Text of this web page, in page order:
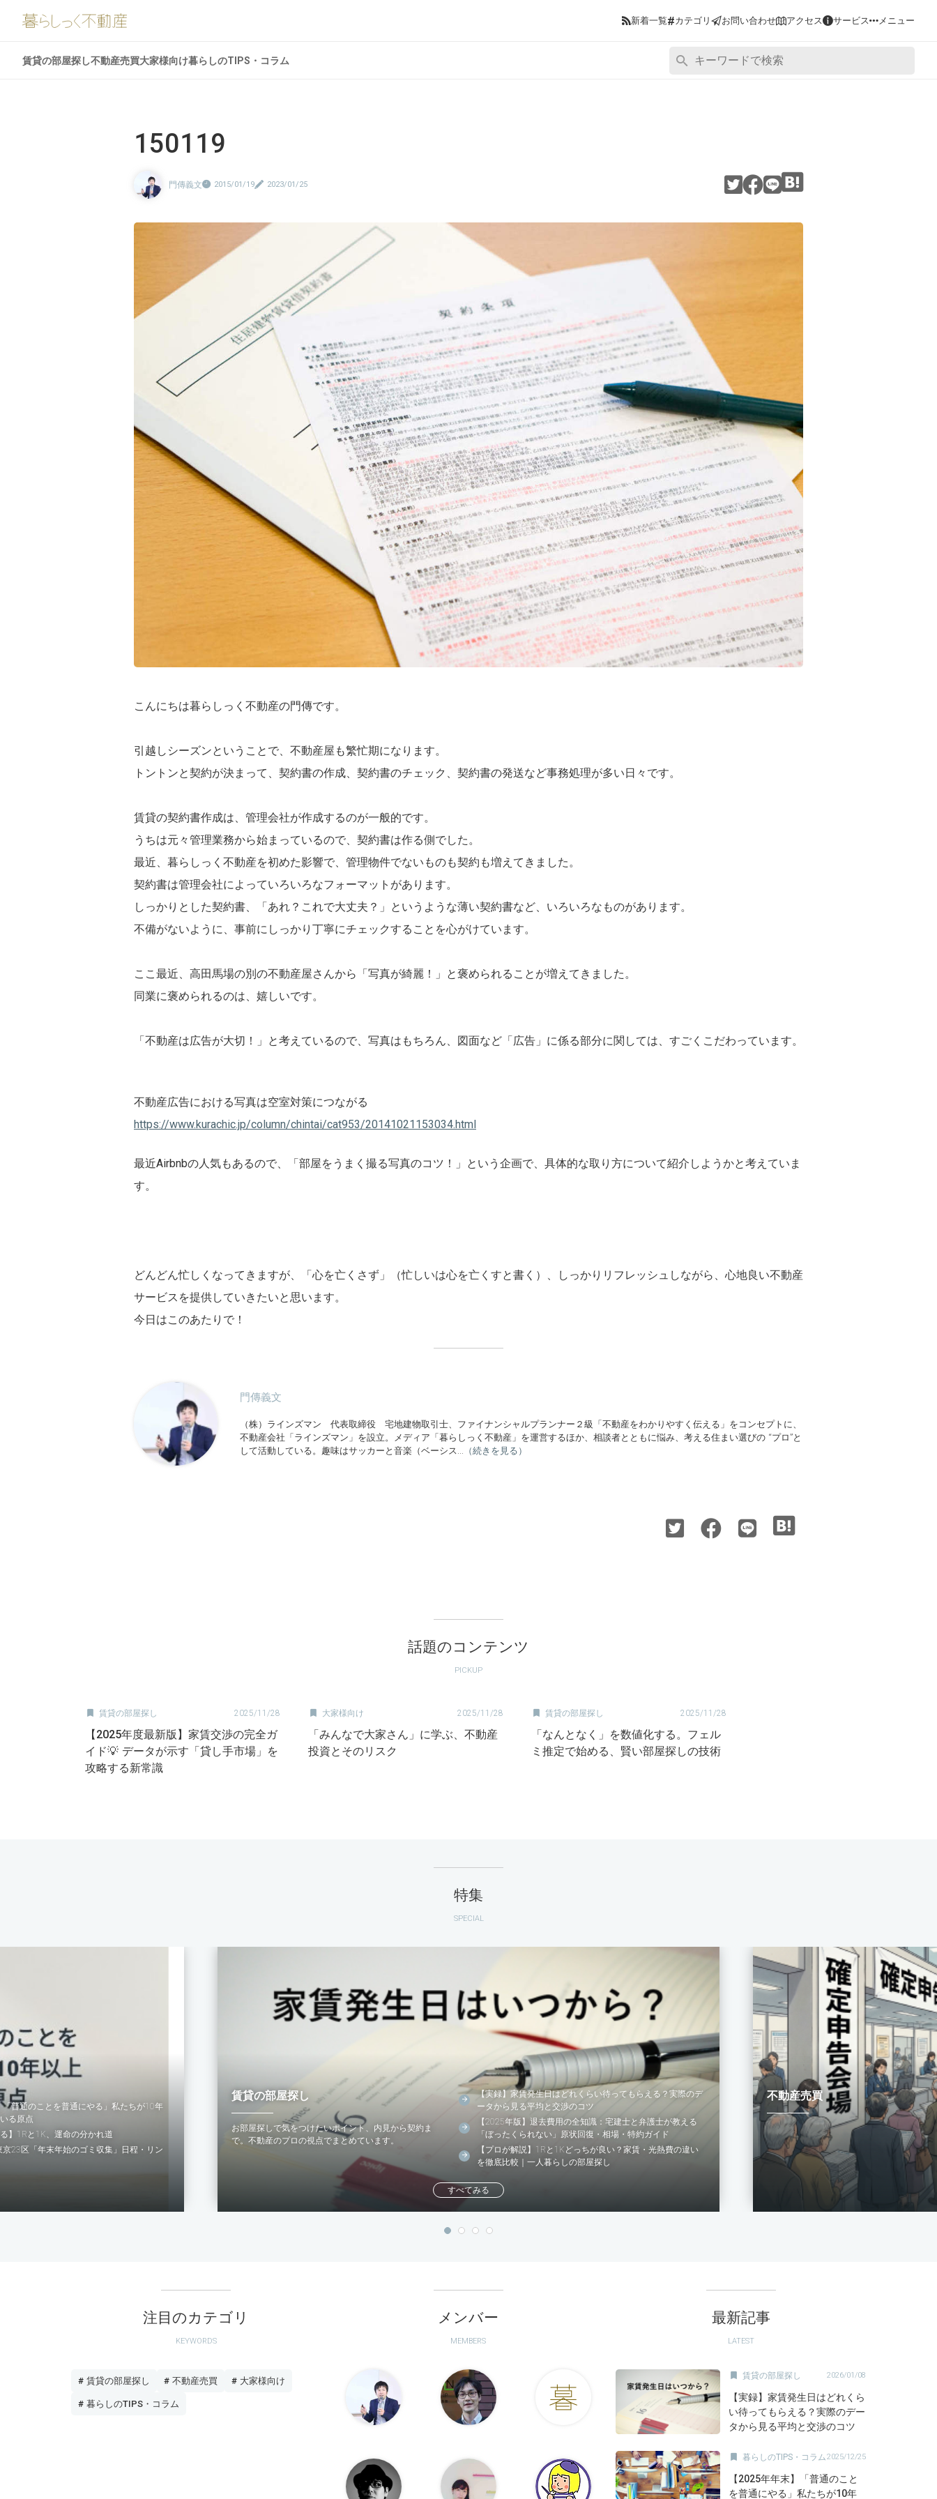
新着一覧#カテゴリ お問い合わせ アクセス サービス メニュー
賃貸の部屋探し不動産売買大家様向け暮らしのTIPS・コラム
150119
門傳義文 2015/01/19 2023/01/25
こんにちは暮らしっく不動産の門傳です。
引越しシーズンということで、不動産屋も繁忙期になります。
トントンと契約が決まって、契約書の作成、契約書のチェック、契約書の発送など事務処理が多い日々です。
賃貸の契約書作成は、管理会社が作成するのが一般的です。
うちは元々管理業務から始まっているので、契約書は作る側でした。
最近、暮らしっく不動産を初めた影響で、管理物件でないものも契約も増えてきました。
契約書は管理会社によっていろいろなフォーマットがあります。
しっかりとした契約書、「あれ？これで大丈夫？」というような薄い契約書など、いろいろなものがあります。
不備がないように、事前にしっかり丁寧にチェックすることを心がけています。
ここ最近、高田馬場の別の不動産屋さんから「写真が綺麗！」と褒められることが増えてきました。
同業に褒められるのは、嬉しいです。
「不動産は広告が大切！」と考えているので、写真はもちろん、図面など「広告」に係る部分に関しては、すごくこだわっています。
不動産広告における写真は空室対策につながる
https://www.kurachic.jp/column/chintai/cat953/20141021153034.html
最近Airbnbの人気もあるので、「部屋をうまく撮る写真のコツ！」という企画で、具体的な取り方について紹介しようかと考えていま
す。
どんどん忙しくなってきますが、「心を亡くさず」（忙しいは心を亡くすと書く）、しっかりリフレッシュしながら、心地良い不動産
サービスを提供していきたいと思います。
今日はこのあたりで！
門傳義文
（株）ラインズマン 代表取締役 宅地建物取引士、ファイナンシャルプランナー２級「不動産をわかりやすく伝える」をコンセプトに、
不動産会社「ラインズマン」を設立。メディア「暮らしっく不動産」を運営するほか、相談者とともに悩み、考える住まい選びの “プロ”と
して活動している。趣味はサッカーと音楽（ベーシス... （続きを見る）
話題のコンテンツ
PICKUP
 賃貸の部屋探し 2025/11/28
【2025年度最新版】家賃交渉の完全ガ
イド💡 データが示す「貸し手市場」を
攻略する新常識
 大家様向け 2025/11/28
「みんなで大家さん」に学ぶ、不動産
投資とそのリスク
 賃貸の部屋探し 2025/11/28
「なんとなく」を数値化する。フェル
ミ推定で始める、賢い部屋探しの技術
特集
SPECIAL
普通のことを普通にやる」私たちが10年
る原点
】1Rと1K、運命の分かれ道
23区「年末年始のゴミ収集」日程・リン
賃貸の部屋探し
お部屋探しで気をつけたいポイント、内見から契約ま
で。不動産のプロの視点でまとめています。
【実録】家賃発生日はどれくらい待ってもらえる？実際のデ
ータから見る平均と交渉のコツ
【2025年版】退去費用の全知識：宅建士と弁護士が教える
「ぼったくられない」原状回復・相場・特約ガイド
【プロが解説】1Rと1Kどっちが良い？家賃・光熱費の違い
を徹底比較｜一人暮らしの部屋探し
すべてみる
不動産売買
注目のカテゴリ
KEYWORDS
# 賃貸の部屋探し # 不動産売買 # 大家様向け
# 暮らしのTIPS・コラム
メンバー
MEMBERS
最新記事
LATEST
 賃貸の部屋探し 2026/01/08
【実録】家賃発生日はどれくら
い待ってもらえる？実際のデー
タから見る平均と交渉のコツ
 暮らしのTIPS・コラム2025/12/25
【2025年年末】「普通のこと
を普通にやる」私たちが10年